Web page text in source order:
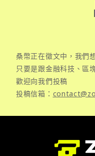
桑幣正在徵文中，我們
只要是跟金融科技、區
歡迎向我們投稿
投稿信箱：